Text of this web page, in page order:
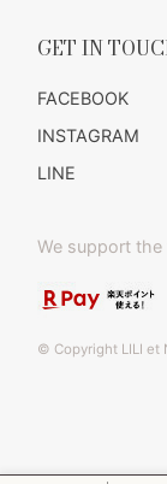
GET IN
FACEBOOK
INSTAGRAM
LINE
We support
© Copyright LILI et